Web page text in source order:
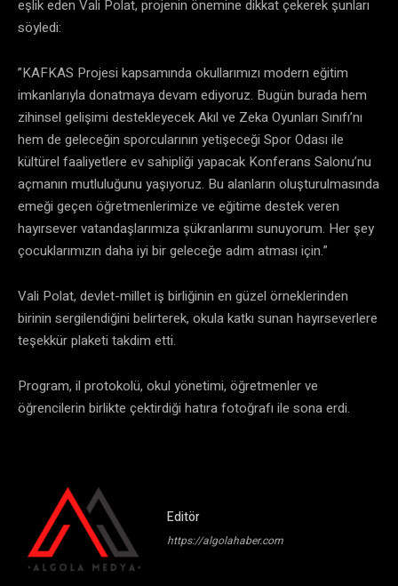
eşlik eden Vali Polat, projenin önemine dikkat çekerek şunları
söyledi:
​”KAFKAS Projesi kapsamında okullarımızı modern eğitim
imkanlarıyla donatmaya devam ediyoruz. Bugün burada hem
zihinsel gelişimi destekleyecek Akıl ve Zeka Oyunları Sınıfı’nı
hem de geleceğin sporcularının yetişeceği Spor Odası ile
kültürel faaliyetlere ev sahipliği yapacak Konferans Salonu’nu
açmanın mutluluğunu yaşıyoruz. Bu alanların oluşturulmasında
emeği geçen öğretmenlerimize ve eğitime destek veren
hayırsever vatandaşlarımıza şükranlarımı sunuyorum. Her şey
çocuklarımızın daha iyi bir geleceğe adım atması için.”
​Vali Polat, devlet-millet iş birliğinin en güzel örneklerinden
birinin sergilendiğini belirterek, okula katkı sunan hayırseverlere
teşekkür plaketi takdim etti.
​Program, il protokolü, okul yönetimi, öğretmenler ve
öğrencilerin birlikte çektirdiği hatıra fotoğrafı ile sona erdi.
Editör
https://algolahaber.com